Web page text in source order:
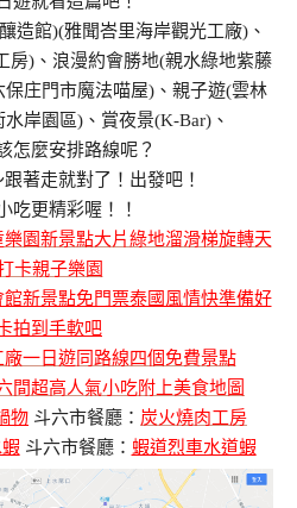
造館)(雅聞峇里海岸觀光工廠)、
房)、浪漫約會勝地(親水綠地紫藤
庄門市魔法喵屋)、親子遊(雲林
岸園區)、賞夜景(K-Bar)、
怎麼安排路線呢？
著走就對了！出發吧！
吃更精彩喔！！
園新景點大片綠地溜滑梯旋轉天
卡親子樂園
新景點免門票泰國風情快準備好
拍到手軟吧
廠一日遊同路線四個免費景點
間超高人氣小吃附上美食地圖
物 斗六市餐廳： 炭火燒肉工房
斗六市餐廳： 蝦道烈車水道蝦